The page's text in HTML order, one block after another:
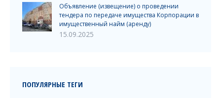
Объявление (извещение) о проведении
тендера по передаче имущества Корпорации в
имущественный найм (аренду)
15.09.2025
ПОПУЛЯРНЫЕ ТЕГИ